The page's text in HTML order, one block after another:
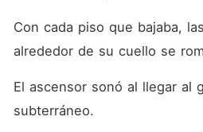
Con cada piso que bajaba,
alrededor de su cuello se
El ascensor sonó al llegar al
subterráneo.